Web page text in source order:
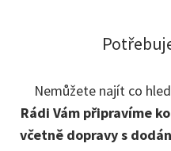
Nemůžete najít co
Rádi Vám připravíme
včetně dopravy s